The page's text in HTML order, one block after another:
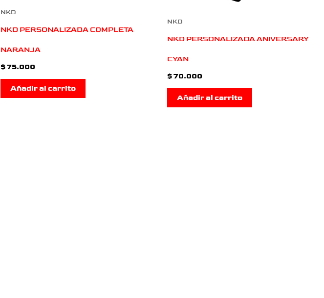
NKD
NKD PERSONALIZADA COMPLETA
NARANJA
$75.000
Añadir al carrito
NKD
NKD PERSONALIZADA ANIVERSARY
CYAN
$70.000
Añadir al carrito